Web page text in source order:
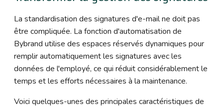
La standardisation des signatures d'e-mail ne doit pas
être compliquée. La fonction d'automatisation de
Bybrand utilise des espaces réservés dynamiques pour
remplir automatiquement les signatures avec les
données de l'employé, ce qui réduit considérablement le
temps et les efforts nécessaires à la maintenance.
Voici quelques-unes des principales caractéristiques de